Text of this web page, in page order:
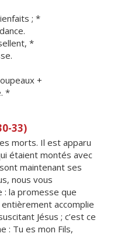
; *
*
+
*
33)
morts. Il est apparu
étaient montés avec
maintenant ses
nous vous
: la promesse que
entièrement accomplie
Jésus ; c’est ce
: Tu es mon Fils,